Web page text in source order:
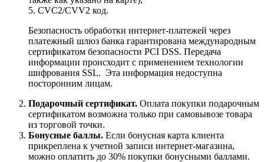
5. CVC2/CVV2 код.
Безопасность обработки интернет-платежей через
платежный шлюз банка гарантирована международным
сертификатом безопасности PCI DSS. Передача
информации происходит с применением технологии
шифрования SSL. Эта информация недоступна
посторонним лицам.
Подарочный сертификат. Оплата покупки подарочным
сертификатом возможна только при самовывозе товара
из торговой точки.
Бонусные баллы. Если бонусная карта клиента
прикреплена к учетной записи интернет-магазина,
можно оплатить до 30% покупки бонусными баллами.